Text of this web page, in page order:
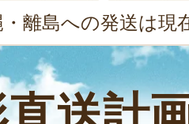
離島への発送は現